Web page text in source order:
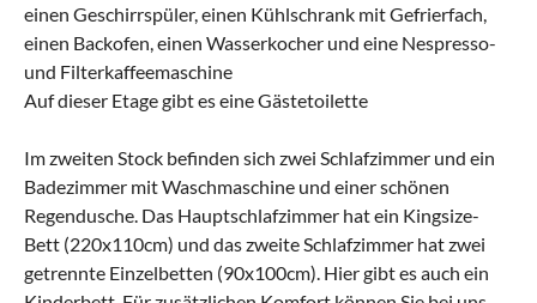
einen Geschirrspüler, einen Kühlschrank mit Gefrierfach,
einen Backofen, einen Wasserkocher und eine Nespresso-
und Filterkaffeemaschine
Auf dieser Etage gibt es eine Gästetoilette
Im zweiten Stock befinden sich zwei Schlafzimmer und ein
Badezimmer mit Waschmaschine und einer schönen
Regendusche. Das Hauptschlafzimmer hat ein Kingsize-
Bett (220x110cm) und das zweite Schlafzimmer hat zwei
getrennte Einzelbetten (90x100cm). Hier gibt es auch ein